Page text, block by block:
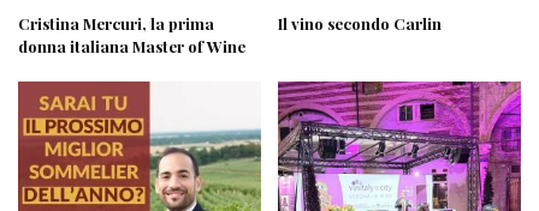
Cristina Mercuri, la prima
donna italiana Master of Wine
Il vino secondo Carlin